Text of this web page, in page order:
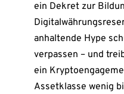
ein Dekret zur
anhaltende Hype
verpassen – und
ein
Assetklasse wenig